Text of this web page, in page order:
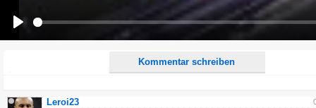
Kommentar schreiben
Ich möchte eine E-Mail, wenn zu meinem Kommentar Antworten erscheinen.
Ich möchte eine E-Mail, wenn auf dieser Seite weitere Kommentare erscheinen.
Leroi23